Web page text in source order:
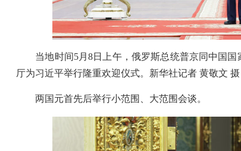
当地时间5月8日上午，俄罗斯总统普京同中国
厅为习近平举行隆重欢迎仪式。新华社记者 黄敬文 摄
两国元首先后举行小范围、大范围会谈。